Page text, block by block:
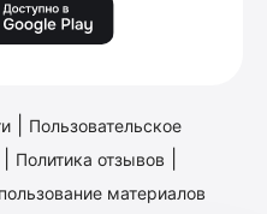
Пользовательское
Политика отзывов
материалов